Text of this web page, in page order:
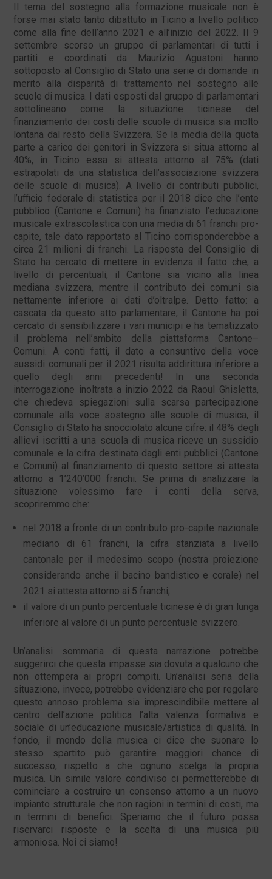
Il tema del sostegno alla formazione musicale non è
forse mai stato tanto dibattuto in Ticino a livello politico
come alla fine dell’anno 2021 e all’inizio del 2022. Il 9
settembre scorso un gruppo di parlamentari di tutti i
partiti e coordinati da Maurizio Agustoni hanno
sottoposto al Consiglio di Stato una serie di domande in
merito alla disparità di trattamento nel sostegno alle
scuole di musica. I dati esposti dal gruppo di parlamentari
sottolineano come la situazione ticinese del
finanziamento dei costi delle scuole di musica sia molto
lontana dal resto della Svizzera. Se la media della quota
parte a carico dei genitori in Svizzera si situa attorno al
40%, in Ticino essa si attesta attorno al 75% (dati
estrapolati da una statistica dell’associazione svizzera
delle scuole di musica). A livello di contributi pubblici,
l’ufficio federale di statistica per il 2018 dice che l’ente
pubblico (Cantone e Comuni) ha finanziato l’educazione
musicale extrascolastica con una media di 61 franchi pro-
capite, tale dato rapportato al Ticino corrisponderebbe a
circa 21 milioni di franchi. La risposta del Consiglio di
Stato ha cercato di mettere in evidenza il fatto che, a
livello di percentuali, il Cantone sia vicino alla linea
mediana svizzera, mentre il contributo dei comuni sia
nettamente inferiore ai dati d’oltralpe. Detto fatto: a
cascata da questo atto parlamentare, il Cantone ha poi
cercato di sensibilizzare i vari municipi e ha tematizzato
il problema nell’ambito della piattaforma Cantone–
Comuni. A conti fatti, il dato a consuntivo della voce
sussidi comunali per il 2021 risulta addirittura inferiore a
quello degli anni precedenti! In una seconda
interrogazione inoltrata a inizio 2022 da Raoul Ghisletta,
che chiedeva spiegazioni sulla scarsa partecipazione
comunale alla voce sostegno alle scuole di musica, il
Consiglio di Stato ha snocciolato alcune cifre: il 48% degli
allievi iscritti a una scuola di musica riceve un sussidio
comunale e la cifra destinata dagli enti pubblici (Cantone
e Comuni) al finanziamento di questo settore si attesta
attorno a 1’240’000 franchi. Se prima di analizzare la
situazione volessimo fare i conti della serva,
scopriremmo che:
nel 2018 a fronte di un contributo pro-capite nazionale
mediano di 61 franchi, la cifra stanziata a livello
cantonale per il medesimo scopo (nostra proiezione
considerando anche il bacino bandistico e corale) nel
2021 si attesta attorno ai 5 franchi;
il valore di un punto percentuale ticinese è di gran lunga
inferiore al valore di un punto percentuale svizzero.
Un’analisi sommaria di questa narrazione potrebbe
suggerirci che questa impasse sia dovuta a qualcuno che
non ottempera ai propri compiti. Un’analisi seria della
situazione, invece, potrebbe evidenziare che per regolare
questo annoso problema sia imprescindibile mettere al
centro dell’azione politica l’alta valenza formativa e
sociale di un’educazione musicale/artistica di qualità. In
fondo, il mondo della musica ci dice che suonare lo
stesso spartito può garantire maggiori chance di
successo, rispetto a che ognuno scelga la propria
musica. Un simile valore condiviso ci permetterebbe di
cominciare a costruire un consenso attorno a un nuovo
impianto strutturale che non ragioni in termini di costi, ma
in termini di benefici. Speriamo che il futuro possa
riservarci risposte e la scelta di una musica più
armoniosa. Noi ci siamo!